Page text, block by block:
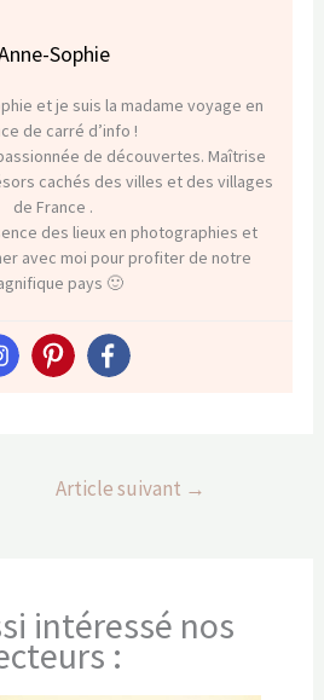
Sophie
et je suis la madame voyage en
de carré d’info !
de découvertes. Maîtrise
cachés des villes et des villages
de France .
des lieux en photographies et
avec moi pour profiter de notre
pays 🙂
Article suivant →
intéressé nos
: